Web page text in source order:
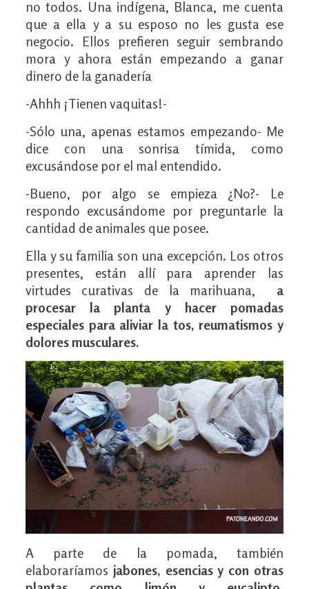
no todos. Una indígena, Blanca, me cuenta
que a ella y a su esposo no les gusta ese
negocio. Ellos prefieren seguir sembrando
mora y ahora están empezando a ganar
dinero de la ganadería
-Ahhh ¡Tienen vaquitas!-
-Sólo una, apenas estamos empezando- Me
dice con una sonrisa tímida, como
excusándose por el mal entendido.
-Bueno, por algo se empieza ¿No?- Le
respondo excusándome por preguntarle la
cantidad de animales que posee.
Ella y su familia son una excepción. Los otros
presentes, están allí para aprender las
virtudes curativas de la marihuana,
a
procesar la planta y hacer pomadas
especiales para aliviar la tos, reumatismos y
dolores musculares.
A parte de la pomada, también
elaboraríamos jabones, esencias y con otras